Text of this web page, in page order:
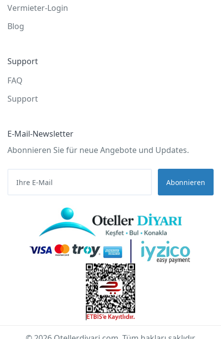
Vermieter-Login
Blog
Support
FAQ
Support
E-Mail-Newsletter
Abonnieren Sie für neue Angebote und Updates.
Abonnieren